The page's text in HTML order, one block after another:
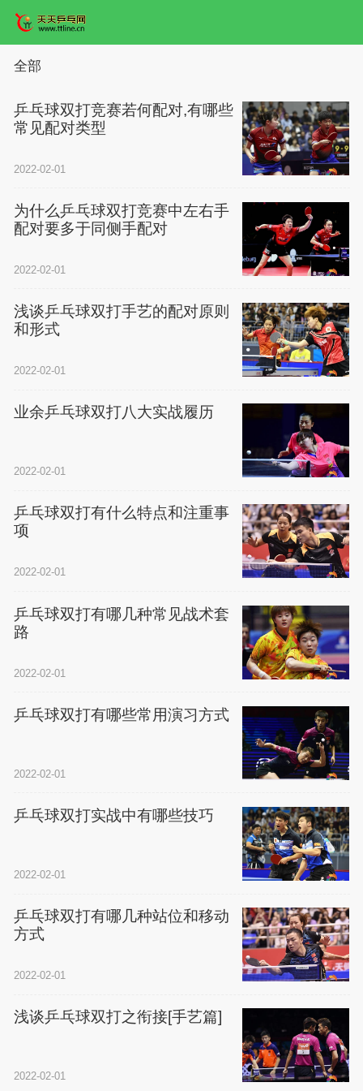
全部
乒乓球双打竞赛若何配对,有哪些
常见配对类型
2022-02-01
为什么乒乓球双打竞赛中左右手
配对要多于同侧手配对
2022-02-01
浅谈乒乓球双打手艺的配对原则
和形式
2022-02-01
业余乒乓球双打八大实战履历
2022-02-01
乒乓球双打有什么特点和注重事
项
2022-02-01
乒乓球双打有哪几种常见战术套
路
2022-02-01
乒乓球双打有哪些常用演习方式
2022-02-01
乒乓球双打实战中有哪些技巧
2022-02-01
乒乓球双打有哪几种站位和移动
方式
2022-02-01
浅谈乒乓球双打之衔接[手艺篇]
2022-02-01